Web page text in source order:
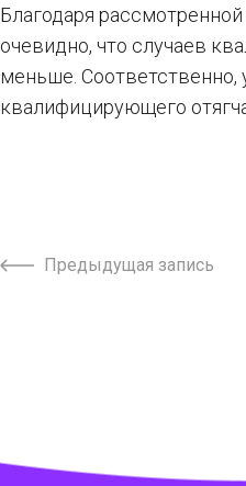
Благодаря
очевидно, что случаев
меньше.
квалифицирующего
Предыдущая запись